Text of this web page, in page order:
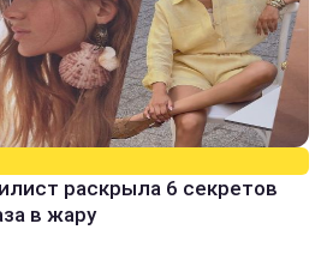
раскрыла 6 секретов
в жару